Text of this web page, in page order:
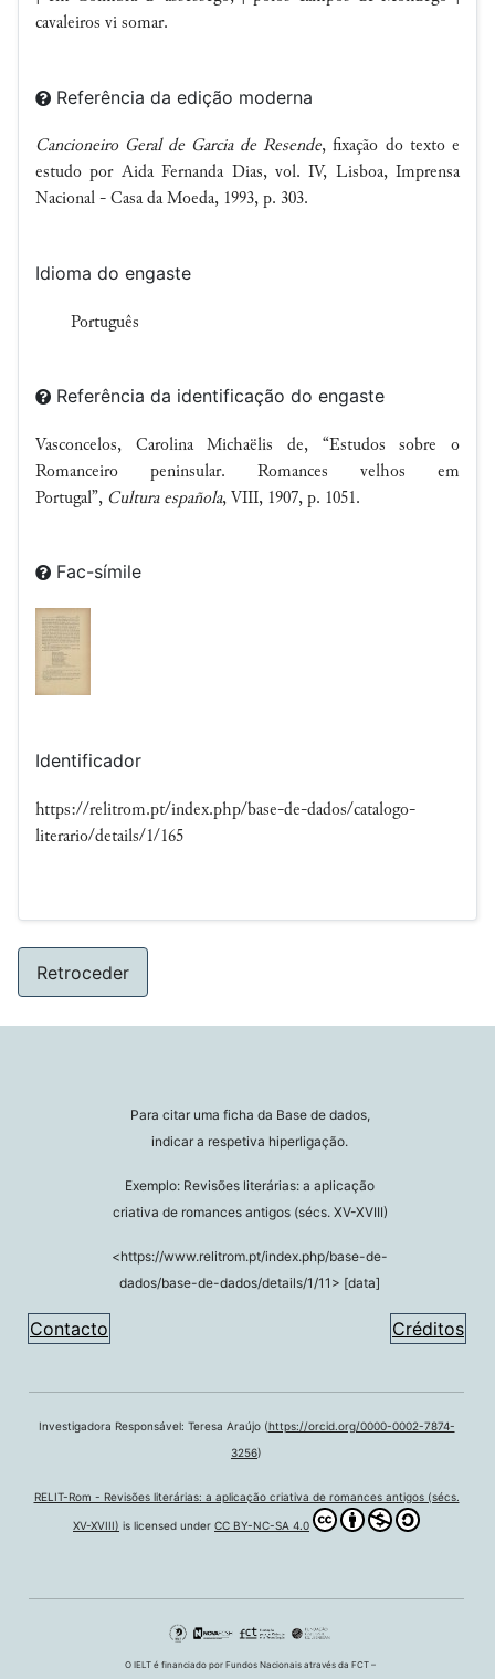
cavaleiros vi somar.
Referência da edição moderna
Cancioneiro Geral de Garcia de Resende, fixação do texto e
estudo por Aida Fernanda Dias, vol. IV, Lisboa, Imprensa
Nacional - Casa da Moeda, 1993, p. 303.
Idioma do engaste
Português
Referência da identificação do engaste
Vasconcelos, Carolina Michaëlis de, “Estudos sobre o
Romanceiro peninsular. Romances velhos em
Portugal”, Cultura española, VIII, 1907, p. 1051.
Fac-símile
Identificador
https://relitrom.pt/index.php/base-de-dados/catalogo-
literario/details/1/165
Retroceder
Para citar uma ficha da Base de dados,
indicar a respetiva hiperligação.
Exemplo: Revisões literárias: a aplicação
criativa de romances antigos (sécs. XV-XVIII)
<https://www.relitrom.pt/index.php/base-de-
dados/base-de-dados/details/1/11> [data]
Contacto Créditos
Investigadora Responsável: Teresa Araújo (https://orcid.org/0000-0002-7874-
3256)
RELIT-Rom - Revisões literárias: a aplicação criativa de romances antigos (sécs.
XV-XVIII) is licensed under CC BY-NC-SA 4.0
O IELT é financiado por Fundos Nacionais através da FCT –